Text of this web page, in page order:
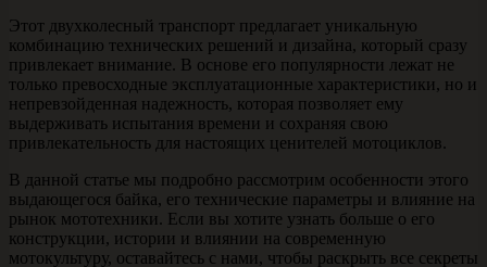
Этот двухколесный транспорт предлагает уникальную
комбинацию технических решений и дизайна, который сразу
привлекает внимание. В основе его популярности лежат не
только превосходные эксплуатационные характеристики, но и
непревзойденная надежность, которая позволяет ему
выдерживать испытания времени и сохраняя свою
привлекательность для настоящих ценителей мотоциклов.
В данной статье мы подробно рассмотрим особенности этого
выдающегося байка, его технические параметры и влияние на
рынок мототехники. Если вы хотите узнать больше о его
конструкции, истории и влиянии на современную
мотокультуру, оставайтесь с нами, чтобы раскрыть все секреты